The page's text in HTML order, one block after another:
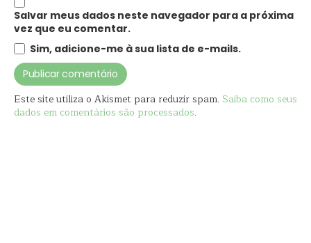
Salvar meus dados neste navegador para a próxima
vez que eu comentar.
Sim, adicione-me à sua lista de e-mails.
Este site utiliza o Akismet para reduzir spam. Saiba como seus
dados em comentários são processados.